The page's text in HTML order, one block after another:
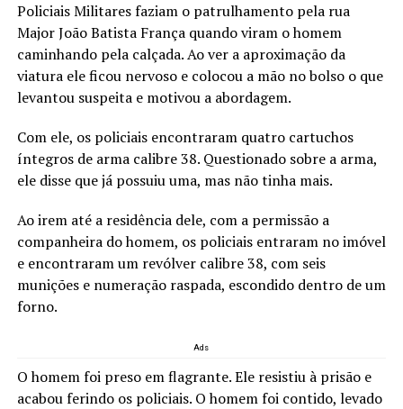
Policiais Militares faziam o patrulhamento pela rua
Major João Batista França quando viram o homem
caminhando pela calçada. Ao ver a aproximação da
viatura ele ficou nervoso e colocou a mão no bolso o que
levantou suspeita e motivou a abordagem.
Com ele, os policiais encontraram quatro cartuchos
íntegros de arma calibre 38. Questionado sobre a arma,
ele disse que já possuiu uma, mas não tinha mais.
Ao irem até a residência dele, com a permissão a
companheira do homem, os policiais entraram no imóvel
e encontraram um revólver calibre 38, com seis
munições e numeração raspada, escondido dentro de um
forno.
Ads
O homem foi preso em flagrante. Ele resistiu à prisão e
acabou ferindo os policiais. O homem foi contido, levado